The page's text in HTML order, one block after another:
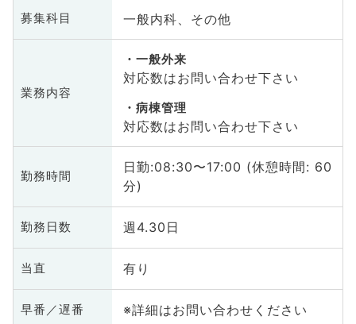
募集科目 一般内科、その他
業務内容
一般外来
対応数はお問い合わせ下さい
病棟管理
対応数はお問い合わせ下さい
勤務時間
日勤:08:30〜17:00 (休憩時間: 60
分)
勤務日数 週4.30日
当直 有り
早番／遅番 ※詳細はお問い合わせください